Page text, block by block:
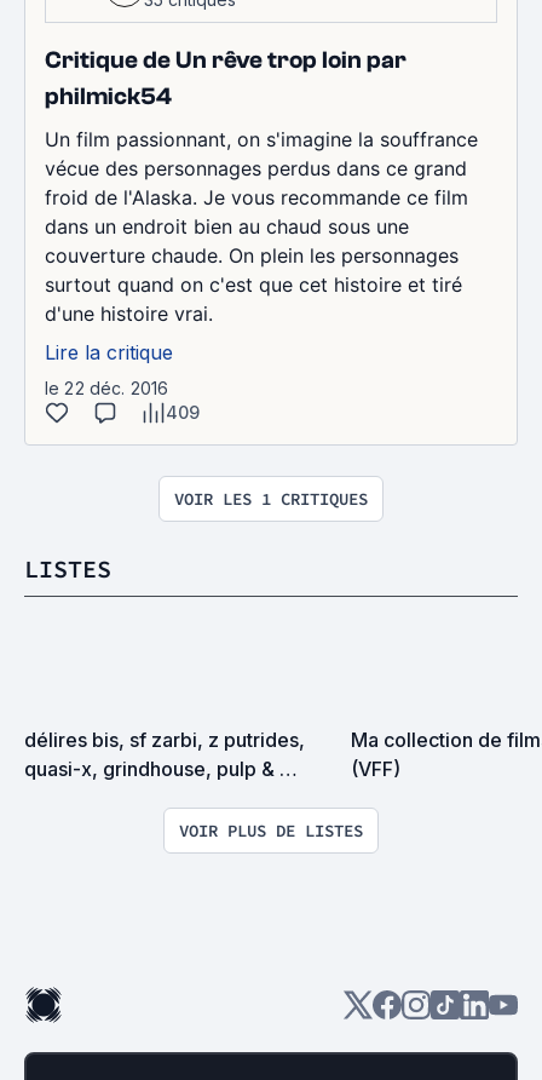
Critique de Un rêve trop loin par
philmick54
Un film passionnant, on s'imagine la souffrance
vécue des personnages perdus dans ce grand
froid de l'Alaska. Je vous recommande ce film
dans un endroit bien au chaud sous une
couverture chaude. On plein les personnages
surtout quand on c'est que cet histoire et tiré
d'une histoire vrai.
Lire la critique
le 22 déc. 2016
409
VOIR LES 1 CRITIQUES
LISTES
délires bis, sf zarbi, z putrides,
quasi-x, grindhouse, pulp &
Ma collection de
(VFF)
VOIR PLUS DE LISTES